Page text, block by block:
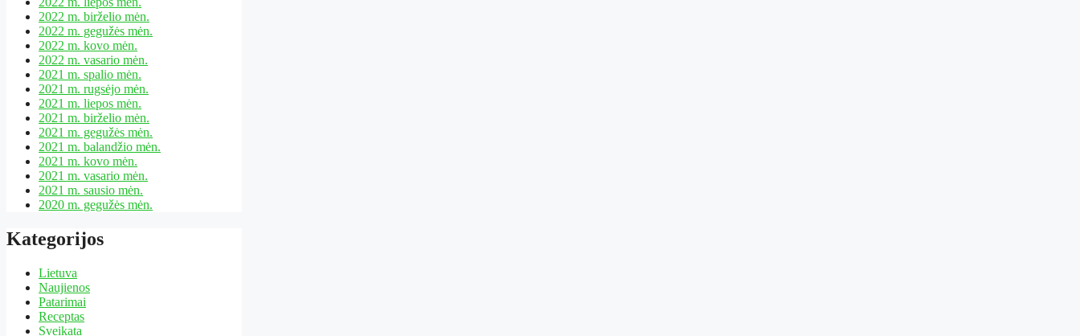
2022 m. birželio mėn.
2022 m. gegužės mėn.
2022 m. kovo mėn.
2022 m. vasario mėn.
2021 m. spalio mėn.
2021 m. rugsėjo mėn.
2021 m. liepos mėn.
2021 m. birželio mėn.
2021 m. gegužės mėn.
2021 m. balandžio mėn.
2021 m. kovo mėn.
2021 m. vasario mėn.
2021 m. sausio mėn.
2020 m. gegužės mėn.
Kategorijos
Lietuva
Naujienos
Patarimai
Receptas
Sveikata